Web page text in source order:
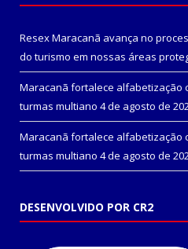
Resex Maracanã avança no
do turismo em nossas áreas
Maracanã fortalece alfabetização
turmas multiano 4 de agosto de
Maracanã fortalece alfabetização
turmas multiano 4 de agosto de
DESENVOLVIDO POR CR2